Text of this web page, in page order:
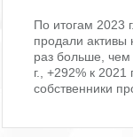
По итогам 2023
продали активы
раз больше, чем
г., +292% к 2021
собственники